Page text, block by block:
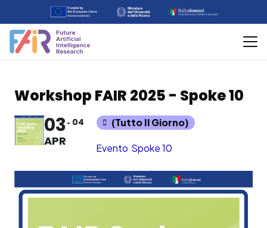
Workshop FAIR 2025 - Spoke 10
03
APR
04 (Tutto Il Giorno)
Evento Spoke 10